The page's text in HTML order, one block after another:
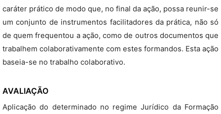
caráter prático de modo que, no final da ação, possa reunir-se
um conjunto de instrumentos facilitadores da prática, não só
de quem frequentou a ação, como de outros documentos que
trabalhem colaborativamente com estes formandos. Esta ação
baseia-se no trabalho colaborativo.
AVALIAÇÃO
Aplicação do determinado no regime Jurídico da Formação